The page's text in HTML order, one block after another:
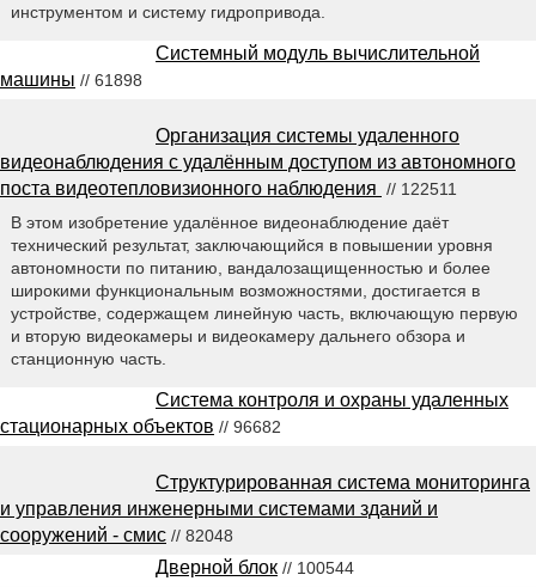
инструментом и систему гидропривода.
Системный модуль вычислительной
машины // 61898
Организация системы удаленного
видеонаблюдения с удалённым доступом из автономного
поста видеотепловизионного наблюдения // 122511
В этом изобретение удалённое видеонаблюдение даёт
технический результат, заключающийся в повышении уровня
автономности по питанию, вандалозащищенностью и более
широкими функциональным возможностями, достигается в
устройстве, содержащем линейную часть, включающую первую
и вторую видеокамеры и видеокамеру дальнего обзора и
станционную часть.
Система контроля и охраны удаленных
стационарных объектов // 96682
Структурированная система мониторинга
и управления инженерными системами зданий и
сооружений - смис // 82048
Дверной блок // 100544